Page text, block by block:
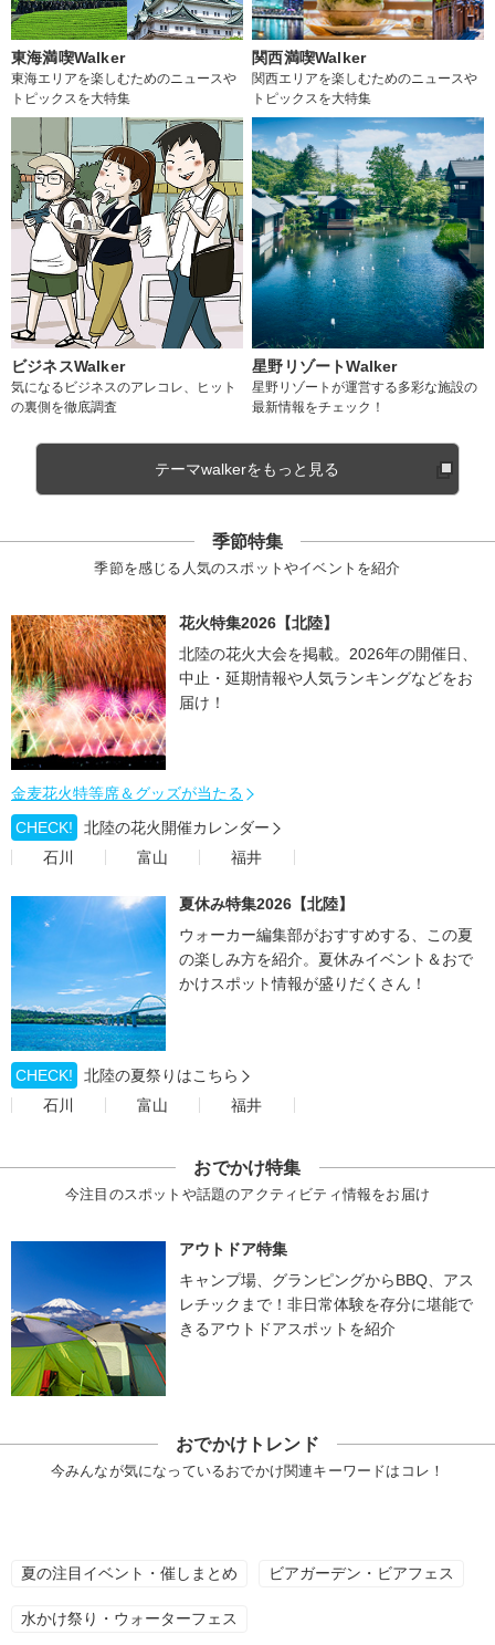
東海満喫Walker
東海エリアを楽しむためのニュースや
トピックスを大特集
関西満喫Walker
関西エリアを楽しむためのニュースや
トピックスを大特集
ビジネスWalker
気になるビジネスのアレコレ、ヒット
の裏側を徹底調査
星野リゾートWalker
星野リゾートが運営する多彩な施設の
最新情報をチェック！
テーマwalkerをもっと見る
季節特集
季節を感じる人気のスポットやイベントを紹介
花火特集2026【北陸】
北陸の花火大会を掲載。2026年の開催日、
中止・延期情報や人気ランキングなどをお
届け！
金麦花火特等席＆グッズが当たる
CHECK!
北陸の花火開催カレンダー
石川
富山 福井
夏休み特集2026【北陸】
ウォーカー編集部がおすすめする、この夏
の楽しみ方を紹介。夏休みイベント＆おで
かけスポット情報が盛りだくさん！
CHECK!
北陸の夏祭りはこちら
石川
富山 福井
おでかけ特集
今注目のスポットや話題のアクティビティ情報をお届け
アウトドア特集
キャンプ場、グランピングからBBQ、アス
レチックまで！非日常体験を存分に堪能で
きるアウトドアスポットを紹介
おでかけトレンド
今みんなが気になっているおでかけ関連キーワードはコレ！
夏の注目イベント・催しまとめ ビアガーデン・ビアフェス
水かけ祭り・ウォーターフェス